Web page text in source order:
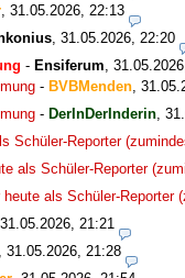
31.05.2026, 22:13
31.05.2026, 22:20
- Ensiferum
- BVBMenden
- DerInDerInderin
Schüler-Reporter
als Schüler-Reporter
als Schüler-
31.05.2026, 21:21
31.05.2026, 21:28